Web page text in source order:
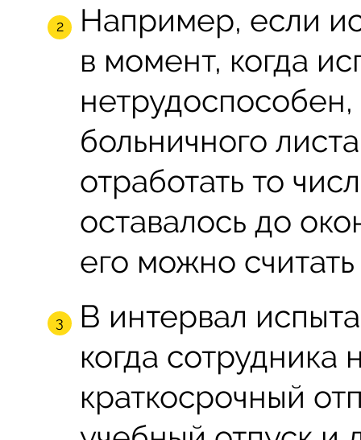
Например, если
в момент, когда
больничного
отработать то
оставалось до
его можно
В интервал
когда сотрудника
краткосрочный